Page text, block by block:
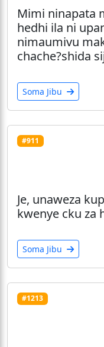
Mimi ninapata
hedhi ila ni
nimaumivu
chache?shida
Soma Jibu
#911
Je, unaweza
kwenye cku za
Soma Jibu
#1213